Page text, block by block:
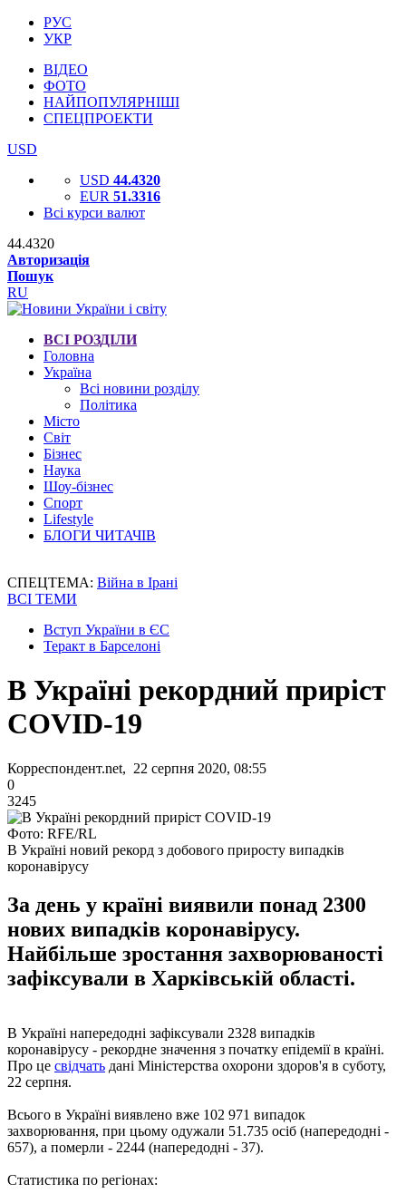
РУС
УКР
ВІДЕО
ФОТО
НАЙПОПУЛЯРНІШІ
СПЕЦПРОЕКТИ
USD
USD 44.4320
EUR 51.3316
Всі курси валют
44.4320
Авторизація
Пошук
RU
ВСІ РОЗДІЛИ
Головна
Україна
Всі новини розділу
Політика
Місто
Світ
Бізнес
Наука
Шоу-бізнес
Спорт
Lifestyle
БЛОГИ ЧИТАЧІВ
СПЕЦТЕМА: Війна в Ірані
ВСІ ТЕМИ
Вступ України в ЄС
Теракт в Барселоні
В Україні рекордний приріст
COVID-19
Корреспондент.net, 22 серпня 2020, 08:55
0
3245
Фото: RFE/RL
В Україні новий рекорд з добового приросту випадків
коронавірусу
За день у країні виявили понад 2300
нових випадків коронавірусу.
Найбільше зростання захворюваності
зафіксували в Харківській області.
В Україні напередодні зафіксували 2328 випадків
коронавірусу - рекордне значення з початку епідемії в країні.
Про це свідчать дані Міністерства охорони здоров'я в суботу,
22 серпня.
Всього в Україні виявлено вже 102 971 випадок
захворювання, при цьому одужали 51.735 осіб (напередодні -
657), а померли - 2244 (напередодні - 37).
Статистика по регіонах: